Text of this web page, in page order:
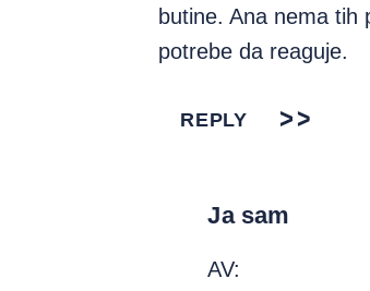
butine. Ana nema tih
potrebe da reaguje.
REPLY
Ja sam
AV: